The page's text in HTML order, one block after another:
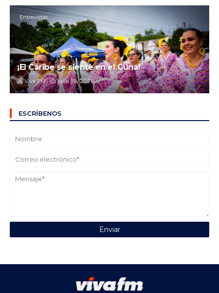
Entrevistas
¡El Caribe se siente en el Cuna!
Viva FM julio 19, 2026
ESCRÍBENOS